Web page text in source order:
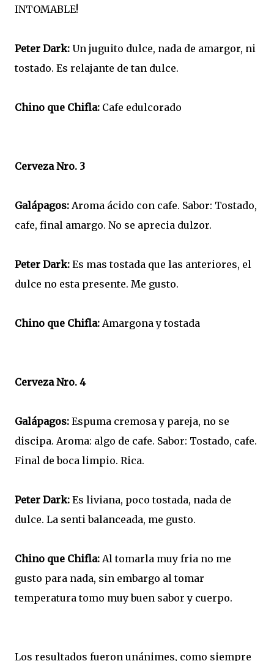
INTOMABLE!
Peter Dark: Un juguito dulce, nada de amargor, ni
tostado. Es relajante de tan dulce.
Chino que Chifla: Cafe edulcorado
Cerveza Nro. 3
Galápagos: Aroma ácido con cafe. Sabor: Tostado,
cafe, final amargo. No se aprecia dulzor.
Peter Dark: Es mas tostada que las anteriores, el
dulce no esta presente. Me gusto.
Chino que Chifla: Amargona y tostada
Cerveza Nro. 4
Galápagos: Espuma cremosa y pareja, no se
discipa. Aroma: algo de cafe. Sabor: Tostado, cafe.
Final de boca limpio. Rica.
Peter Dark: Es liviana, poco tostada, nada de
dulce. La senti balanceada, me gusto.
Chino que Chifla: Al tomarla muy fria no me
gusto para nada, sin embargo al tomar
temperatura tomo muy buen sabor y cuerpo.
Los resultados fueron unánimes, como siempre